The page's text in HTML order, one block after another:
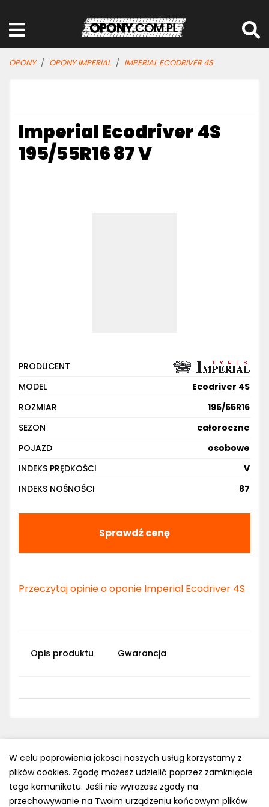
OPONY OPONY IMPERIAL IMPERIAL ECODRIVER 4S
Imperial Ecodriver 4S
195/55R16 87 V
PRODUCENT
MODEL
Ecodriver 4S
ROZMIAR
195/55R16
SEZON
całoroczne
POJAZD
osobowe
INDEKS PRĘDKOŚCI
V
INDEKS NOŚNOŚCI
87
Sprawdź cenę
Przeczytaj opinie o oponie Imperial Ecodriver 4S
Opis produktu Gwarancja
Polityka prywatności
e-mail: kontakt@opony.com.pl
W celu poprawienia jakości naszych usług korzystamy z
plików cookies. Zgodę możesz udzielić poprzez zamknięcie
tego komunikatu. Jeśli nie wyrażasz zgody na
przechowywanie na Twoim urządzeniu końcowym plików